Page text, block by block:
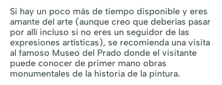
Si hay un poco más de tiempo disponible y eres
amante del arte (aunque creo que deberías pasar
por allí incluso si no eres un seguidor de las
expresiones artísticas), se recomienda una visita
al famoso Museo del Prado donde el visitante
puede conocer de primer mano obras
monumentales de la historia de la pintura.